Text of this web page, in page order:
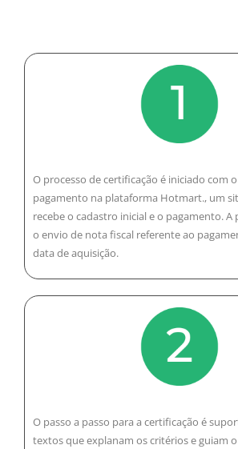
O processo de certificação é iniciado com
pagamento na plataforma Hotmart., um
recebe o cadastro inicial e o pagamento.
o envio de nota fiscal referente ao
data de aquisição.
O passo a passo para a certificação é
textos que explanam os critérios e guiam